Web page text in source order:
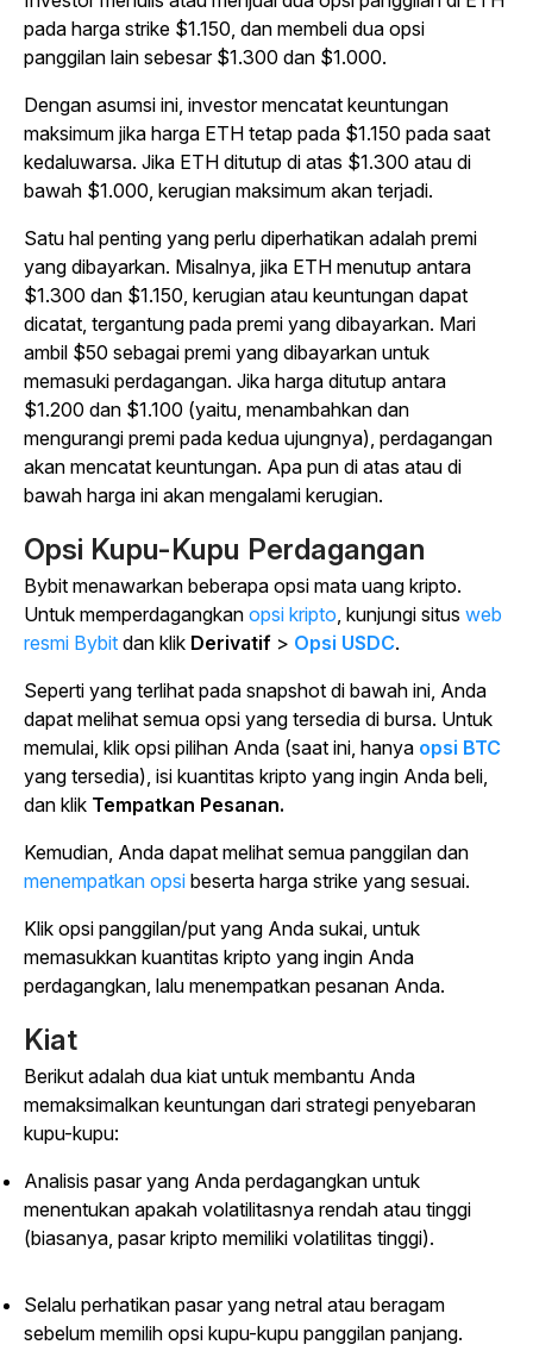
pada harga strike $1.150, dan membeli dua opsi
panggilan lain sebesar $1.300 dan $1.000.
Dengan asumsi ini, investor mencatat keuntungan
maksimum jika harga ETH tetap pada $1.150 pada saat
kedaluwarsa. Jika ETH ditutup di atas $1.300 atau di
bawah $1.000, kerugian maksimum akan terjadi.
Satu hal penting yang perlu diperhatikan adalah premi
yang dibayarkan. Misalnya, jika ETH menutup antara
$1.300 dan $1.150, kerugian atau keuntungan dapat
dicatat, tergantung pada premi yang dibayarkan. Mari
ambil $50 sebagai premi yang dibayarkan untuk
memasuki perdagangan. Jika harga ditutup antara
$1.200 dan $1.100 (yaitu, menambahkan dan
mengurangi premi pada kedua ujungnya), perdagangan
akan mencatat keuntungan. Apa pun di atas atau di
bawah harga ini akan mengalami kerugian.
Opsi Kupu-Kupu Perdagangan
Bybit menawarkan beberapa opsi mata uang kripto.
Untuk memperdagangkan opsi kripto, kunjungi situs web
resmi Bybit dan klik Derivatif > Opsi USDC.
Seperti yang terlihat pada snapshot di bawah ini, Anda
dapat melihat semua opsi yang tersedia di bursa. Untuk
memulai, klik opsi pilihan Anda (saat ini, hanya opsi BTC
yang tersedia), isi kuantitas kripto yang ingin Anda beli,
dan klik Tempatkan Pesanan.
Kemudian, Anda dapat melihat semua panggilan dan
menempatkan opsi beserta harga strike yang sesuai.
Klik opsi panggilan/put yang Anda sukai, untuk
memasukkan kuantitas kripto yang ingin Anda
perdagangkan, lalu menempatkan pesanan Anda.
Kiat
Berikut adalah dua kiat untuk membantu Anda
memaksimalkan keuntungan dari strategi penyebaran
kupu-kupu:
Analisis pasar yang Anda perdagangkan untuk
menentukan apakah volatilitasnya rendah atau tinggi
(biasanya, pasar kripto memiliki volatilitas tinggi).
Selalu perhatikan pasar yang netral atau beragam
sebelum memilih opsi kupu-kupu panggilan panjang.